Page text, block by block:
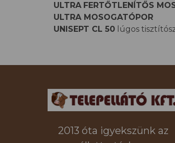
ULTRA FERTŐTLENÍTŐS
ULTRA MOSOGATÓPOR
UNISEPT CL 50 lúgos
2013 óta igyekszünk az